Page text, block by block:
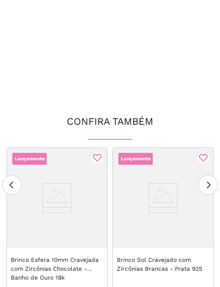
CONFIRA TAMBÉM
Lançamento
Brinco Esfera 10mm Cravejada
com Zircônias Chocolate -
Banho de Ouro 18k
Lançamento
Brinco Sol Cravejado com
Zircônias Brancas - Prata 925